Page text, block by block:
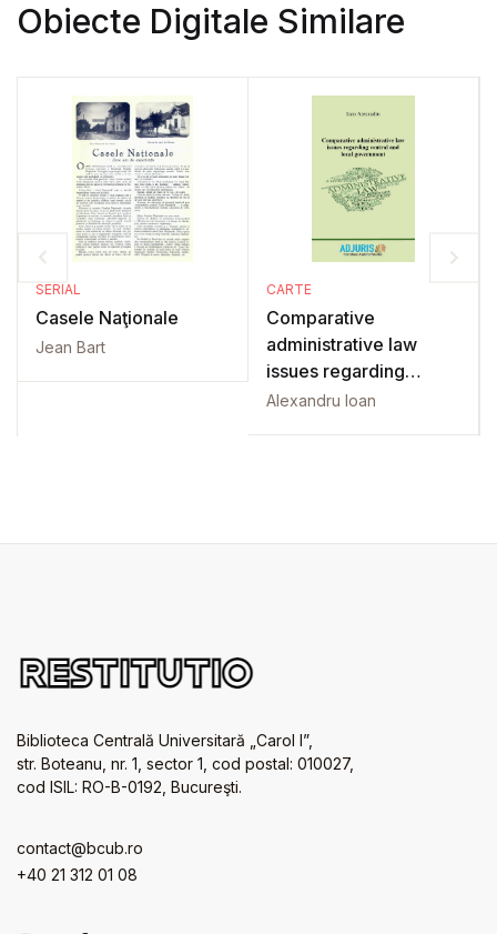
Obiecte Digitale Similare
SERIAL
Casele Naţionale
Jean Bart
CARTE
Comparative
administrative law
issues regarding
central and local
Alexandru Ioan
Biblioteca Centrală Universitară „Carol I”,
str. Boteanu, nr. 1, sector 1, cod postal: 010027,
cod ISIL: RO-B-0192, Bucureşti.
contact@bcub.ro
+40 21 312 01 08